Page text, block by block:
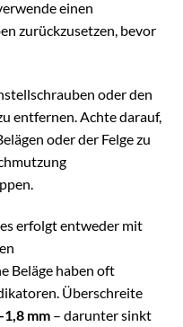
einen
zurückzusetzen, bevor
oder den
entfernen. Achte darauf,
oder der Felge zu
erfolgt entweder mit
Beläge haben oft
Überschreite
mm – darunter sinkt